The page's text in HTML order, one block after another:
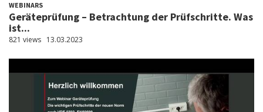
WEBINARS
Geräteprüfung – Betrachtung der Prüfschritte. Was
ist...
821 views 13.03.2023